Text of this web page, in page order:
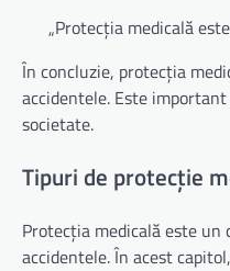
„Protecția medicală
În concluzie, protecția
accidentele. Este
societate.
Tipuri de protecție
Protecția medicală este un
accidentele. În acest